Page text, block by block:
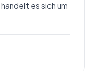
es sich um